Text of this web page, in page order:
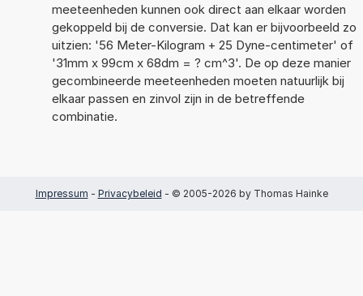
meeteenheden kunnen ook direct aan elkaar worden
gekoppeld bij de conversie. Dat kan er bijvoorbeeld zo
uitzien: '56 Meter-Kilogram + 25 Dyne-centimeter' of
'31mm x 99cm x 68dm = ? cm^3'. De op deze manier
gecombineerde meeteenheden moeten natuurlijk bij
elkaar passen en zinvol zijn in de betreffende
combinatie.
Impressum - Privacybeleid - © 2005-2026 by Thomas Hainke